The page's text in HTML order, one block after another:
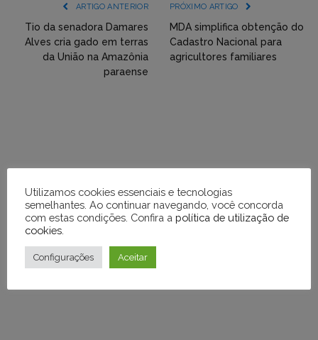
(YouTube,
Twitter,
Flickr
respostas
ARTIGO ANTERIOR
Tio da senadora Damares
Alves cria gado em terras
da União na Amazônia
paraense
PRÓXIMO ARTIGO
MDA simplifica obtenção do
Cadastro Nacional para
agricultores familiares
Utilizamos cookies essenciais e tecnologias
semelhantes. Ao continuar navegando, você concorda
com estas condições. Confira a política de utilização de
cookies
Configurações Aceitar